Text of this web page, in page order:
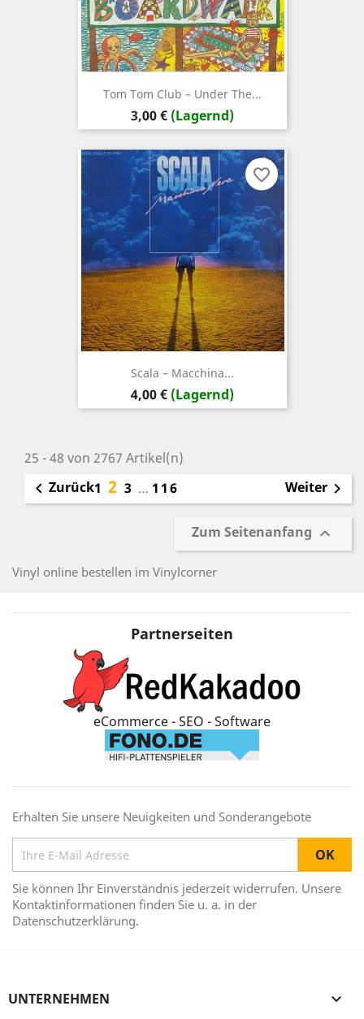
Tom Tom Club ‎– Under The...
Preis
3,00 € (Lagernd)
Scala ‎– Macchina...
Preis
4,00 € (Lagernd)
favorite_border
25 - 48 von 2767 Artikel(n)
 Zurück1 2 3 … 116 Weiter 
Zum Seitenanfang 
Vinyl online bestellen im Vinylcorner
Partnerseiten
eCommerce - SEO - Software
Erhalten Sie unsere Neuigkeiten und Sonderangebote
Sie können Ihr Einverständnis jederzeit widerrufen. Unsere
Kontaktinformationen finden Sie u. a. in der
Datenschutzerklärung.
UNTERNEHMEN 